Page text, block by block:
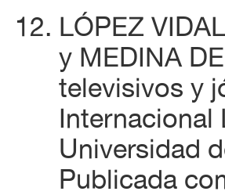
LÓPEZ
y MEDINA
televisivos y
Internacional
Universidad
Publicada